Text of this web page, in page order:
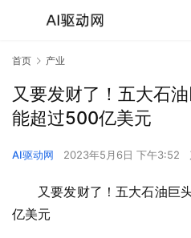
首页 产业
又要发财了！五大石
能超过500亿美元
AI驱动网 2023年5月6日 下午3:52
又要发财了！五大石油巨
亿美元